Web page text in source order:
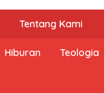
Tentang Kami
Hiburan Teologia